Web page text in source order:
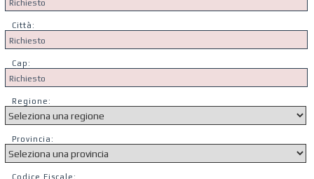
Città:
Cap:
Regione:
Provincia:
Codice Fiscale: